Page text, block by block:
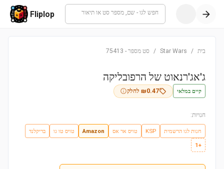
חפש לגו - שם, מספר סט או תיאור Fliplop
בית /
Star Wars
/ סט מספר -
75413
ג'אג'רנאוט של הרפובליקה
קיים במלאי ₪0.47 לחלק
חנויות:
חנות לגו הרשמית KSP טויס אר אס Amazon טויס טו גו
בריקלנד
+1